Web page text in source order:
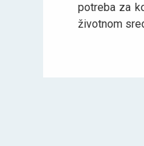
potreba za
životnom